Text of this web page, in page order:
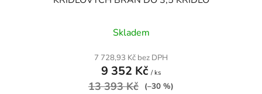
Skladem
7 728,93 Kč bez DPH
9 352 Kč / ks
13 393 Kč (–30 %)